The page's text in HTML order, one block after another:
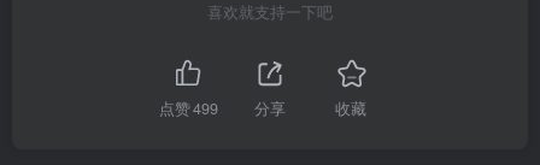
喜欢就支持一下吧
点赞499 分享 收藏